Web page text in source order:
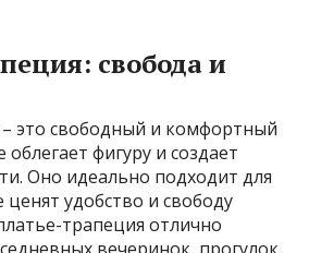
свобода и
это свободный и комфортный
фигуру и создает
Оно идеально подходит для
удобство и свободу
трапеция отлично